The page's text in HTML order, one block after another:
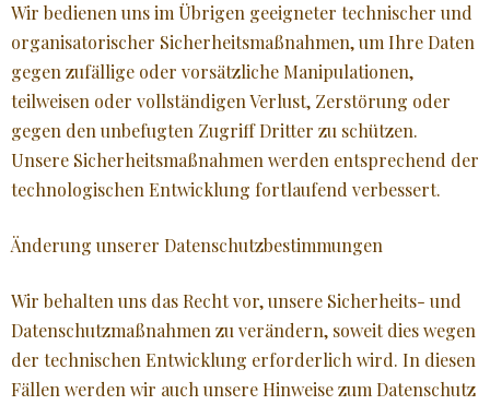
Wir bedienen uns im Übrigen geeigneter technischer und
organisatorischer Sicherheitsmaßnahmen, um Ihre Daten
gegen zufällige oder vorsätzliche Manipulationen,
teilweisen oder vollständigen Verlust, Zerstörung oder
gegen den unbefugten Zugriff Dritter zu schützen.
Unsere Sicherheitsmaßnahmen werden entsprechend der
technologischen Entwicklung fortlaufend verbessert.
Änderung unserer Datenschutzbestimmungen
Wir behalten uns das Recht vor, unsere Sicherheits- und
Datenschutzmaßnahmen zu verändern, soweit dies wegen
der technischen Entwicklung erforderlich wird. In diesen
Fällen werden wir auch unsere Hinweise zum Datenschutz